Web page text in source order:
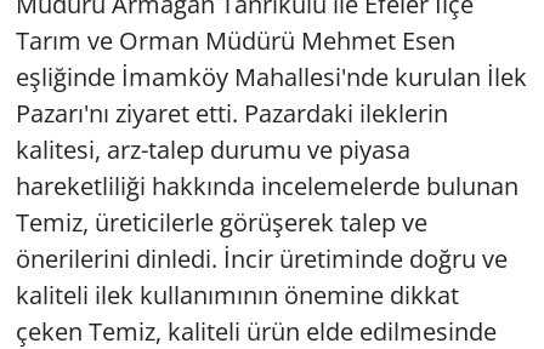
Tarım ve Orman Müdürü Mehmet Esen
eşliğinde İmamköy Mahallesi'nde kurulan İlek
Pazarı'nı ziyaret etti. Pazardaki ileklerin
kalitesi, arz-talep durumu ve piyasa
hareketliliği hakkında incelemelerde bulunan
Temiz, üreticilerle görüşerek talep ve
önerilerini dinledi. İncir üretiminde doğru ve
kaliteli ilek kullanımının önemine dikkat
çeken Temiz, kaliteli ürün elde edilmesinde